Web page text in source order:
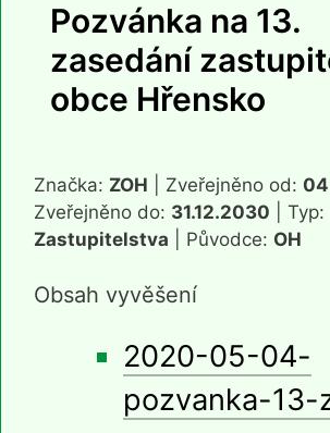
Pozvánka na 13.
zasedání
obce Hřensko
Značka: ZOH | Zveřejněno od:
Zveřejněno do: 31.12.2030 | Typ:
Zastupitelstva | Původce: OH
Obsah vyvěšení
2020-05-04-
pozvanka-13-